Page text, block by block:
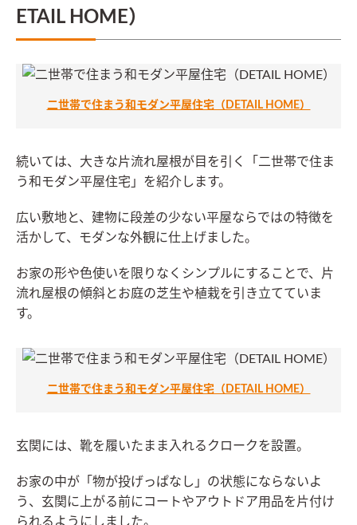
ETAIL HOME）
二世帯で住まう和モダン平屋住宅（DETAIL HOME）
続いては、大きな片流れ屋根が目を引く「二世帯で住ま
う和モダン平屋住宅」を紹介します。
広い敷地と、建物に段差の少ない平屋ならではの特徴を
活かして、モダンな外観に仕上げました。
お家の形や色使いを限りなくシンプルにすることで、片
流れ屋根の傾斜とお庭の芝生や植栽を引き立てていま
す。
二世帯で住まう和モダン平屋住宅（DETAIL HOME）
玄関には、靴を履いたまま入れるクロークを設置。
お家の中が「物が投げっぱなし」の状態にならないよ
う、玄関に上がる前にコートやアウトドア用品を片付け
られるようにしました。